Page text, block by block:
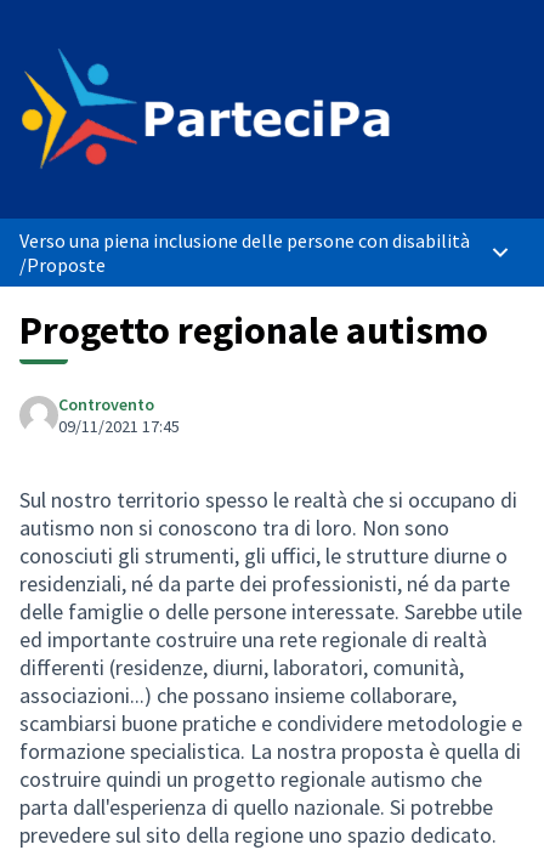
Verso una piena inclusione delle persone con disabilità
/Proposte
Progetto regionale autismo
Controvento
09/11/2021 17:45
Sul nostro territorio spesso le realtà che si occupano di
autismo non si conoscono tra di loro. Non sono
conosciuti gli strumenti, gli uffici, le strutture diurne o
residenziali, né da parte dei professionisti, né da parte
delle famiglie o delle persone interessate. Sarebbe utile
ed importante costruire una rete regionale di realtà
differenti (residenze, diurni, laboratori, comunità,
associazioni...) che possano insieme collaborare,
scambiarsi buone pratiche e condividere metodologie e
formazione specialistica. La nostra proposta è quella di
costruire quindi un progetto regionale autismo che
parta dall'esperienza di quello nazionale. Si potrebbe
prevedere sul sito della regione uno spazio dedicato.